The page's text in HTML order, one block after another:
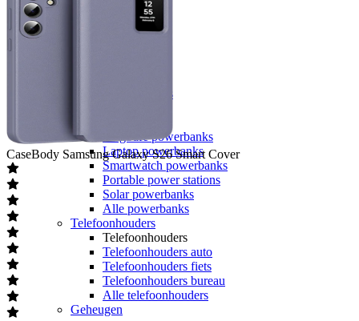
Xiaomi
Alle telefoons
MagSafe powerbanks
Laptop powerbanks
Smartwatch powerbanks
Portable power stations
Solar powerbanks
Alle powerbanks
Telefoonhouders
Telefoonhouders
Telefoonhouders auto
Telefoonhouders fiets
Telefoonhouders bureau
Alle telefoonhouders
Geheugen
CaseBody Samsung Galaxy S26 Smart Cover